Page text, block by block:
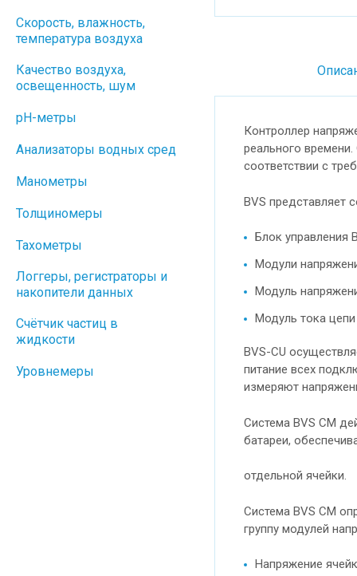
Контроллер
реального
соответствии с
BVS представляет
Блок управления
Модули
Модуль
Модуль тока
BVS-CU
питание всех
измеряют
Система BVS CM
батареи,
отдельной ячейки.
Система BVS CM
группу модулей
Напряжение
Скорость, влажность,
температура воздуха
Качество воздуха,
освещенность, шум
pH-метры
Анализаторы водных сред
Манометры
Толщиномеры
Тахометры
Логгеры, регистраторы и
накопители данных
Cчётчик частиц в
жидкости
Уровнемеры